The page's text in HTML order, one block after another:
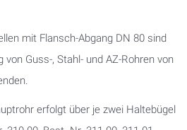
mit Flansch-Abgang DN 80 sind
Guss-, Stahl- und AZ-Rohren von
erfolgt über je zwei Haltebügel